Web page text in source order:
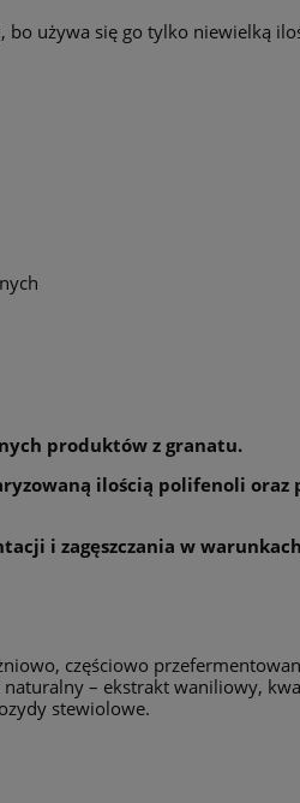
używa się go tylko niewielką
produktów z granatu.
ilością polifenoli oraz
i zagęszczania w
częściowo
– ekstrakt waniliowy,
stewiolowe.